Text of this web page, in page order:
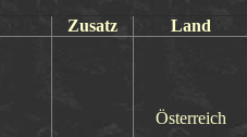
Zusatz Land
Österreich